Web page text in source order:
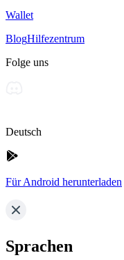
Wallet
BlogHilfezentrum
Folge uns
Deutsch
Für Android herunterladen
Sprachen